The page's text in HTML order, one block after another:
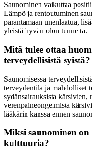
Saunominen vaikuttaa
Lämpö ja rentoutuminen
parantamaan unenlaatua,
yleistä hyvän olon tunnetta.
Mitä tulee ottaa
terveydellisistä syistä?
Saunomisessa
terveydentila ja mahdolliset
sydänsairauksista kärsivien,
verenpaineongelmista
lääkärin kanssa ennen
Miksi saunominen on
kulttuuria?